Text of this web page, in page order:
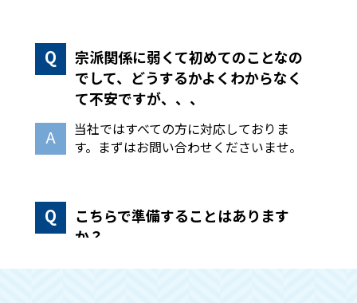
宗派関係に弱くて初めてのことなの
でして、どうするかよくわからなく
て不安ですが、、、
当社ではすべての方に対応しておりま
す。まずはお問い合わせくださいませ。
こちらで準備することはあります
か？
手続きや回収作業などはこちらで全て行